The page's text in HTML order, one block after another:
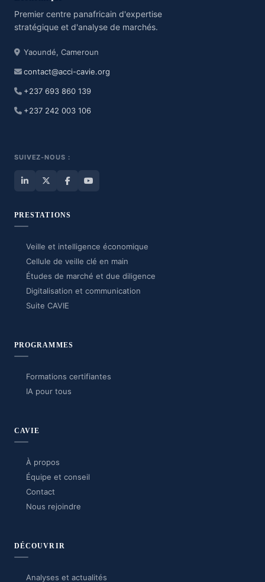
Premier centre panafricain d'expertise
stratégique et d'analyse de marchés.
Yaoundé, Cameroun
contact@acci-cavie.org
+237 693 860 139
+237 242 003 106
SUIVEZ-NOUS :
PRESTATIONS
Veille et intelligence économique
Cellule de veille clé en main
Études de marché et due diligence
Digitalisation et communication
Suite CAVIE
PROGRAMMES
Formations certifiantes
IA pour tous
CAVIE
À propos
Équipe et conseil
Contact
Nous rejoindre
DÉCOUVRIR
Analyses et actualités